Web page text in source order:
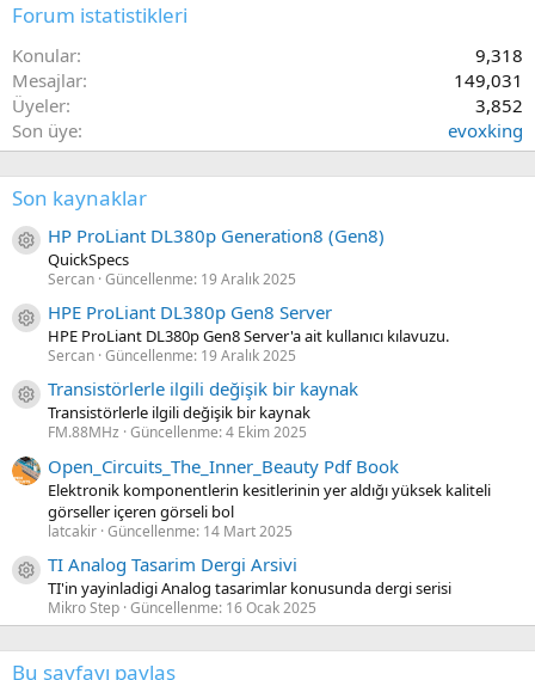
Forum istatistikleri
Konular
9,318
Mesajlar
149,031
Üyeler
3,852
Son üye
evoxking
Son kaynaklar
Kaynak ikon/amblem
HP ProLiant DL380p Generation8 (Gen8)
QuickSpecs
Sercan Güncellenme: 19 Aralık 2025
Kaynak ikon/amblem
HPE ProLiant DL380p Gen8 Server
HPE ProLiant DL380p Gen8 Server'a ait kullanıcı kılavuzu.
Sercan Güncellenme: 19 Aralık 2025
Kaynak ikon/amblem
Transistörlerle ilgili değişik bir kaynak
Transistörlerle ilgili değişik bir kaynak
FM.88MHz Güncellenme:4 Ekim 2025
Open_Circuits_The_Inner_Beauty Pdf Book
Elektronik komponentlerin kesitlerinin yer aldığı yüksek kaliteli
görseller içeren görseli bol
latcakir Güncellenme: 14 Mart 2025
Kaynak ikon/amblem
TI Analog Tasarim Dergi Arsivi
TI'in yayinladigi Analog tasarimlar konusunda dergi serisi
Mikro Step Güncellenme: 16 Ocak 2025
Bu sayfayı paylaş